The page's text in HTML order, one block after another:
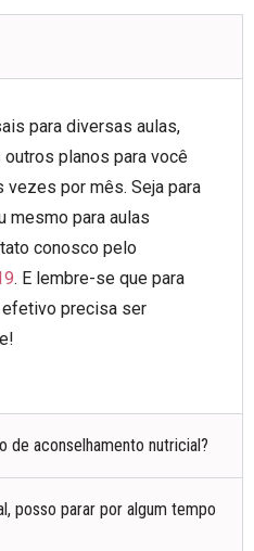
para diversas aulas,
planos para você
vezes por mês. Seja para
mesmo para aulas
conosco pelo
. E lembre-se que para
efetivo precisa ser
de aconselhamento nutricial?
posso parar por algum tempo